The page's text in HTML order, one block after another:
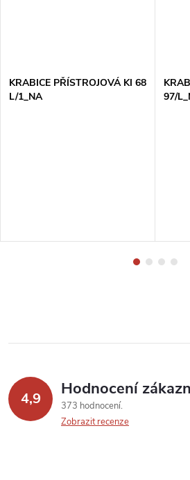
KRABICE PŘÍSTROJOVÁ KI 68
L/1_NA
97/
4,9 Hodnocení
373 hodnocení
Zobrazit recenze